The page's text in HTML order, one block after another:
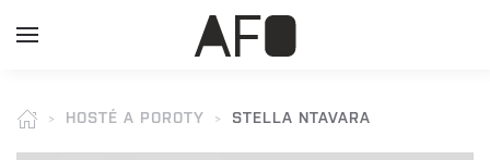
HOSTÉ A POROTY STELLA NTAVARA